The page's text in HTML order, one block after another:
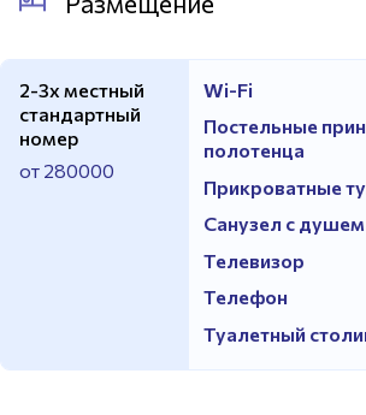
2-3х местный
стандартный
номер
от 280000
Wi-Fi
Постельные
полотенца
Прикроватные
Санузел с
Телевизор
Телефон
Туалетный